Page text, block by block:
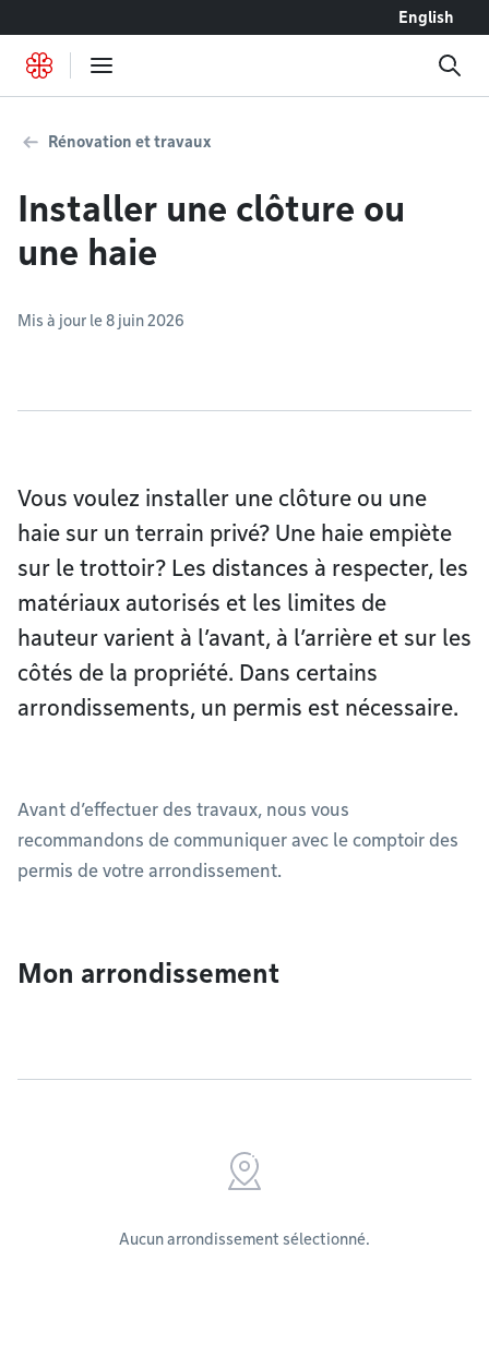
English
Rénovation et travaux
Installer une clôture ou
une haie
Mis à jour le 8 juin 2026
Vous voulez installer une clôture ou une
haie sur un terrain privé? Une haie empiète
sur le trottoir? Les distances à respecter, les
matériaux autorisés et les limites de
hauteur varient à l’avant, à l’arrière et sur les
côtés de la propriété. Dans certains
arrondissements, un permis est nécessaire.
Avant d’effectuer des travaux, nous vous
recommandons de communiquer avec le comptoir des
permis de votre arrondissement.
Mon arrondissement
Aucun arrondissement sélectionné.